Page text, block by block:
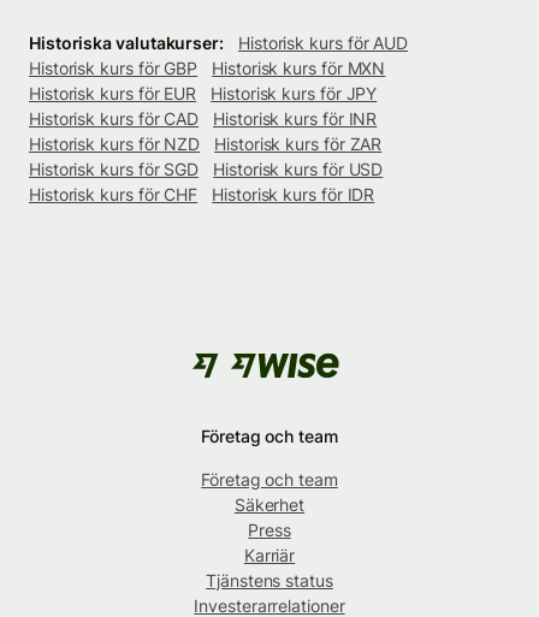
Historiska valutakurser:
Historisk kurs för AUD
Historisk kurs för GBP
Historisk kurs för MXN
Historisk kurs för EUR
Historisk kurs för JPY
Historisk kurs för CAD
Historisk kurs för INR
Historisk kurs för NZD
Historisk kurs för ZAR
Historisk kurs för SGD
Historisk kurs för USD
Historisk kurs för CHF
Historisk kurs för IDR
Företag och team
Företag och team
Säkerhet
Press
Karriär
Tjänstens status
Investerarrelationer